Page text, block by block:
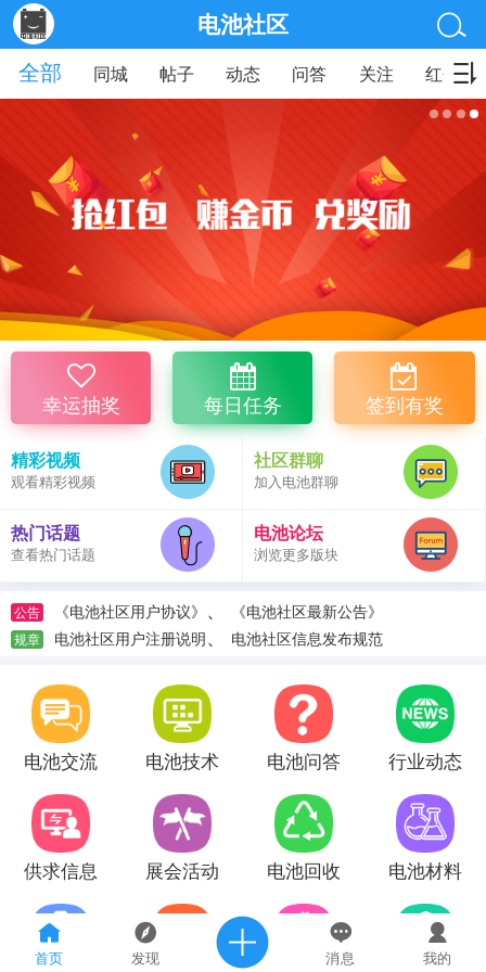
首页 发现 消息 我的
电池社区
全部
同城 帖子 动态 问答 关注 红包
幸运抽奖 每日任务 签到有奖
精彩视频
观看精彩视频
社区群聊
加入电池群聊
热门话题
查看热门话题
电池论坛
浏览更多版块
公告 《电池社区用户协议》 、 《电池社区最新公告》
规章 电池社区用户注册说明、 电池社区信息发布规范
电池交流 电池技术 电池问答 行业动态
供求信息 展会活动 电池回收 电池材料